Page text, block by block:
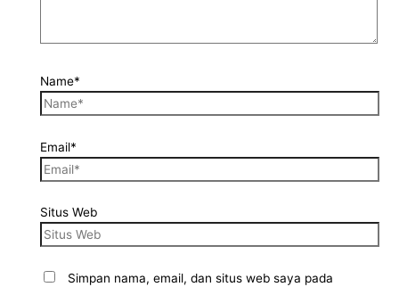
Name*
Email*
Situs Web
Simpan nama, email, dan situs web saya pada